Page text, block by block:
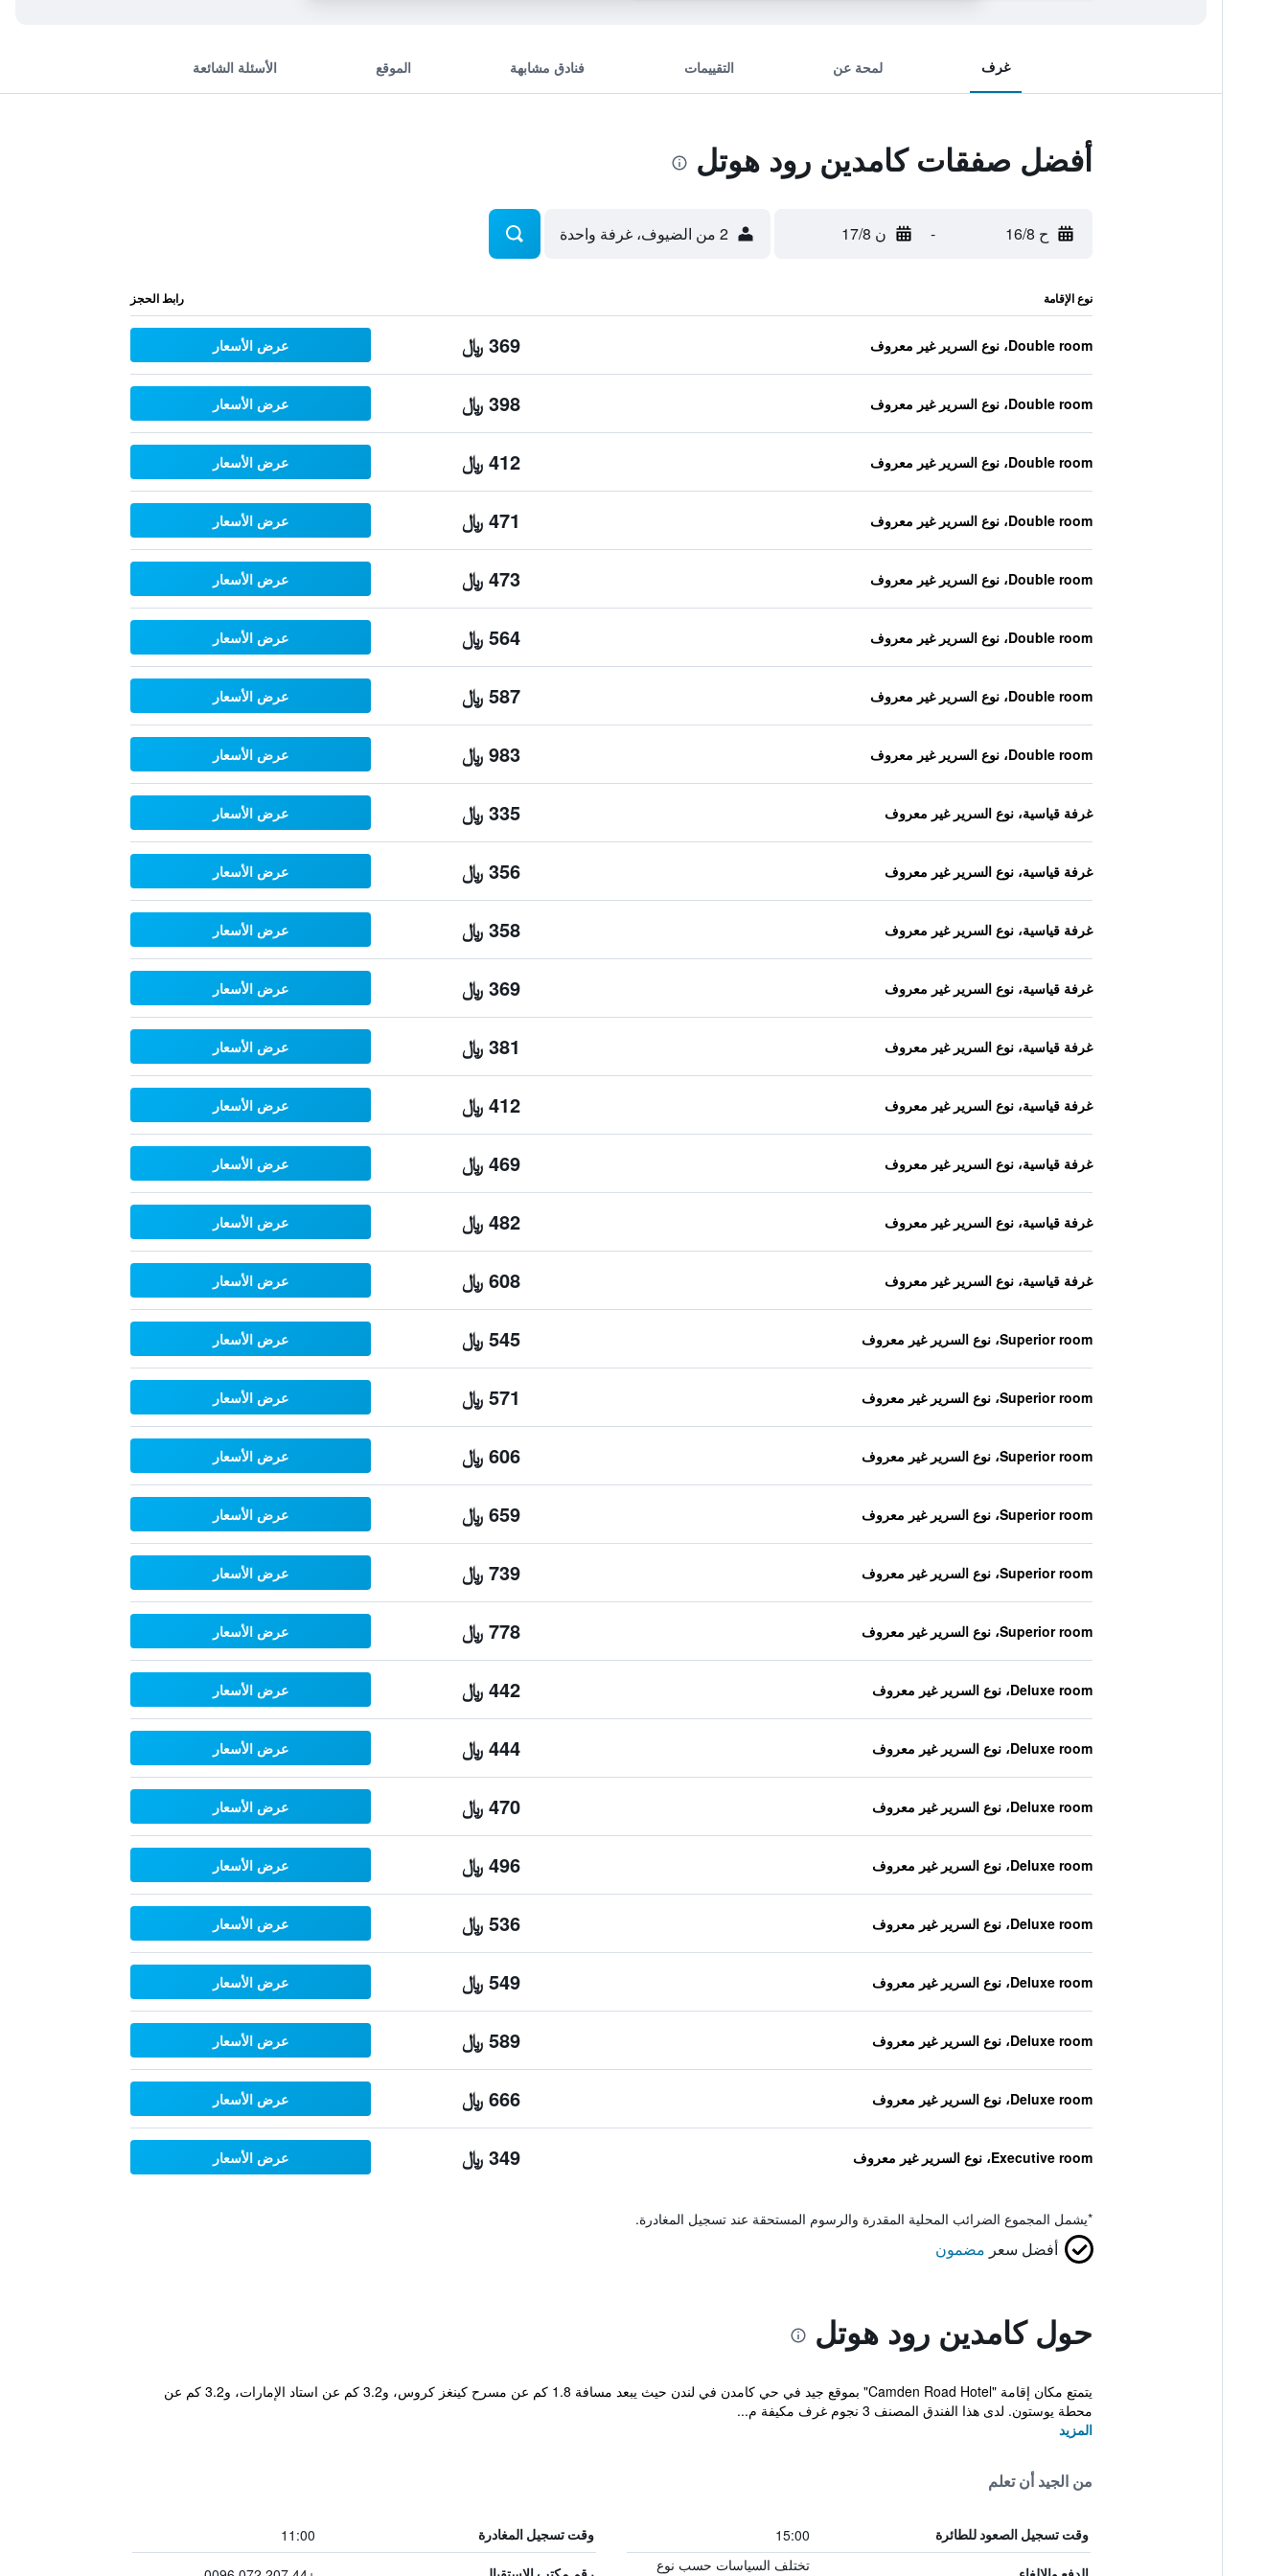
غرف لمحة عن التقييمات فنادق مشابهة الموقع الأسئلة الشائعة
أفضل صفقات كامدين رود هوتل
ح 16/8 - ن 17/8 2 من الضيوف، غرفة واحدة
نوع الإقامة رابط الحجز
Double room، نوع السرير غير معروف 369 ﷼ عرض الأسعار
Double room، نوع السرير غير معروف 398 ﷼ عرض الأسعار
Double room، نوع السرير غير معروف 412 ﷼ عرض الأسعار
Double room، نوع السرير غير معروف 471 ﷼ عرض الأسعار
Double room، نوع السرير غير معروف 473 ﷼ عرض الأسعار
Double room، نوع السرير غير معروف 564 ﷼ عرض الأسعار
Double room، نوع السرير غير معروف 587 ﷼ عرض الأسعار
Double room، نوع السرير غير معروف 983 ﷼ عرض الأسعار
غرفة قياسية، نوع السرير غير معروف 335 ﷼ عرض الأسعار
غرفة قياسية، نوع السرير غير معروف 356 ﷼ عرض الأسعار
غرفة قياسية، نوع السرير غير معروف 358 ﷼ عرض الأسعار
غرفة قياسية، نوع السرير غير معروف 369 ﷼ عرض الأسعار
غرفة قياسية، نوع السرير غير معروف 381 ﷼ عرض الأسعار
غرفة قياسية، نوع السرير غير معروف 412 ﷼ عرض الأسعار
غرفة قياسية، نوع السرير غير معروف 469 ﷼ عرض الأسعار
غرفة قياسية، نوع السرير غير معروف 482 ﷼ عرض الأسعار
غرفة قياسية، نوع السرير غير معروف 608 ﷼ عرض الأسعار
Superior room، نوع السرير غير معروف 545 ﷼ عرض الأسعار
Superior room، نوع السرير غير معروف 571 ﷼ عرض الأسعار
Superior room، نوع السرير غير معروف 606 ﷼ عرض الأسعار
Superior room، نوع السرير غير معروف 659 ﷼ عرض الأسعار
Superior room، نوع السرير غير معروف 739 ﷼ عرض الأسعار
Superior room، نوع السرير غير معروف 778 ﷼ عرض الأسعار
Deluxe room، نوع السرير غير معروف 442 ﷼ عرض الأسعار
Deluxe room، نوع السرير غير معروف 444 ﷼ عرض الأسعار
Deluxe room، نوع السرير غير معروف 470 ﷼ عرض الأسعار
Deluxe room، نوع السرير غير معروف 496 ﷼ عرض الأسعار
Deluxe room، نوع السرير غير معروف 536 ﷼ عرض الأسعار
Deluxe room، نوع السرير غير معروف 549 ﷼ عرض الأسعار
Deluxe room، نوع السرير غير معروف 589 ﷼ عرض الأسعار
Deluxe room، نوع السرير غير معروف 666 ﷼ عرض الأسعار
Executive room، نوع السرير غير معروف 349 ﷼ عرض الأسعار
*يشمل المجموع الضرائب المحلية المقدرة والرسوم المستحقة عند تسجيل المغادرة.
أفضل سعر مضمون
حول كامدين رود هوتل
يتمتع مكان إقامة "Camden Road Hotel" بموقع جيد في حي كامدن في لندن حيث يبعد مسافة 1.8 كم عن مسرح كينغز كروس، و3.2 كم عن استاد الإمارات، و3.2 كم عن
محطة يوستون. لدى هذا الفندق المصنف 3 نجوم غرف مكيفة م...
المزيد
من الجيد أن تعلم
وقت تسجيل الصعود للطائرة 15:00 وقت تسجيل المغادرة 11:00
تختلف السياسات حسب نوع